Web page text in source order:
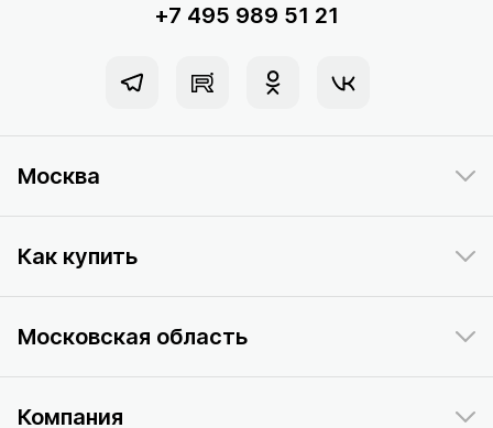
+7 495 989 51 21
Москва
Как купить
Московская область
Компания